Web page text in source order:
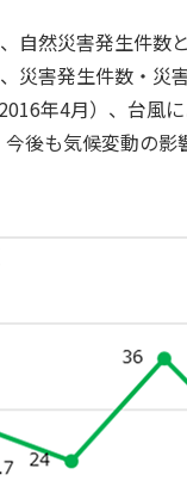
然災害発生件数
害発生件数・災
年4月）、台風
後も気候変動の影